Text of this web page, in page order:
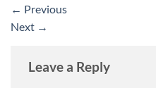
← Previous
Next →
Leave a Reply